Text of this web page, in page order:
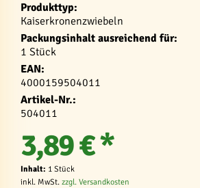
Produkttyp:
Kaiserkronenzwiebeln
Packungsinhalt ausreichend für:
1 Stück
EAN:
4000159504011
Artikel-Nr.:
504011
3,89 € *
Inhalt: 1 Stück
inkl. MwSt. zzgl. Versandkosten